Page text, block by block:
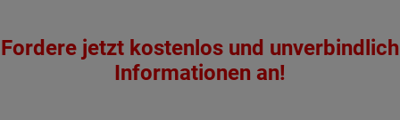
Fordere jetzt kostenlos und unverbindlich
Informationen an!